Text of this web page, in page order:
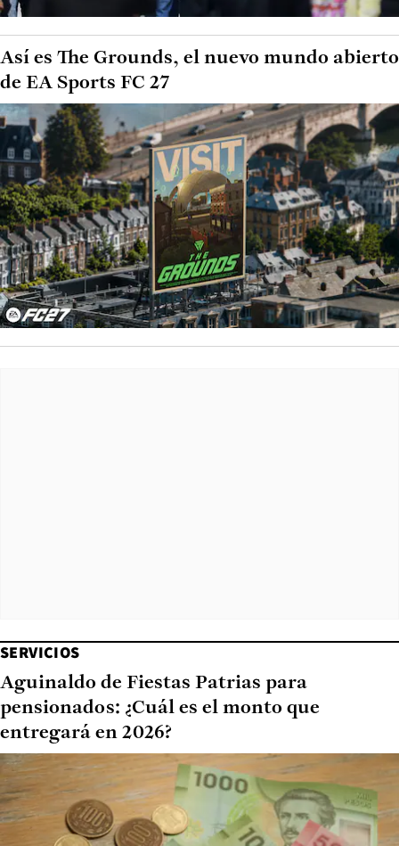
Así es The Grounds, el nuevo mundo abierto
de EA Sports FC 27
SERVICIOS
Aguinaldo de Fiestas Patrias para
pensionados: ¿Cuál es el monto que
entregará en 2026?